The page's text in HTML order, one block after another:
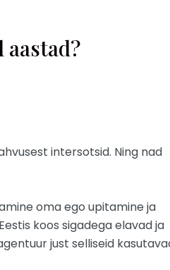
aastad?
intersotsid. Ning nad
oma ego upitamine ja
koos sigadega elavad ja
just selliseid